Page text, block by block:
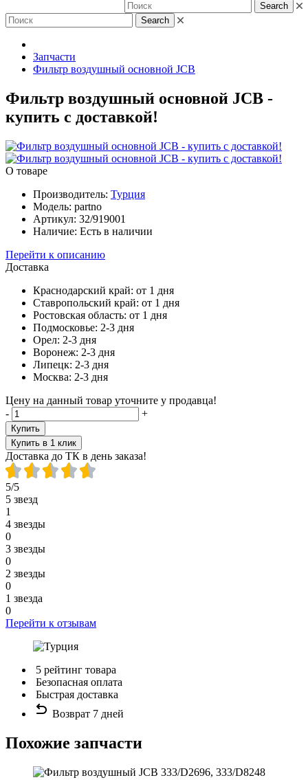
Search
Search
Запчасти
Фильтр воздушный основной JCB
Фильтр воздушный основной JCB -
купить с доставкой!
О товаре
Производитель: Турция
Модель: partno
Артикул: 32/919001
Наличие: Есть в наличии
Перейти к описанию
Доставка
Краснодарский край: от 1 дня
Ставропольский край: от 1 дня
Ростовская область: от 1 дня
Подмосковье: 2-3 дня
Орел: 2-3 дня
Воронеж: 2-3 дня
Липецк: 2-3 дня
Москва: 2-3 дня
Цену на данный товар уточните у продавца!
-
+
Купить
Купить в 1 клик
Доставка до ТК в день заказа!
5/5
5 звезд
1
4 звезды
0
3 звезды
0
2 звезды
0
1 звезда
0
Перейти к отзывам
5 рейтинг товара
Безопасная оплата
Быстрая доставка
Возврат 7 дней
Похожие запчасти